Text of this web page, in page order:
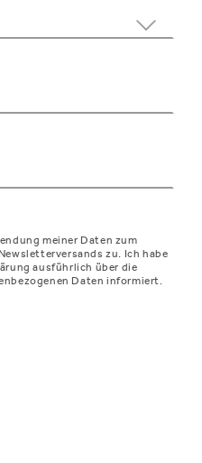
meiner Daten zum
zu. Ich habe
ausführlich über die
Daten informiert.